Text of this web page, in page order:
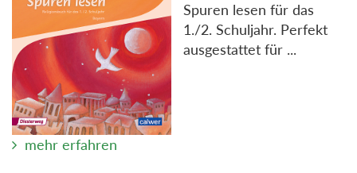
Spuren lesen für das
1./2. Schuljahr. Perfekt
ausgestattet für ...
mehr erfahren